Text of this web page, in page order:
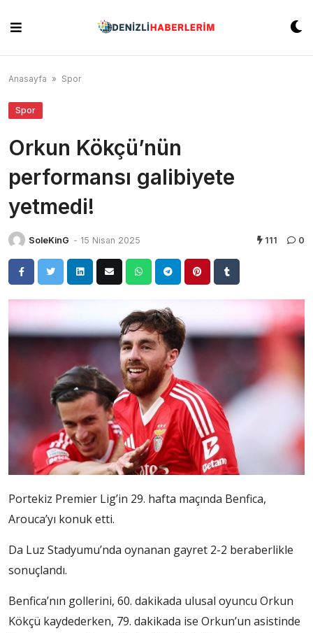
content
Anasayfa » Spor
Spor
Orkun Kökçü’nün
performansı galibiyete
yetmedi!
SoleKinG - 15 Nisan 2025 111 0
Portekiz Premier Lig’in 29. hafta maçında Benfica,
Arouca’yı konuk etti.
Da Luz Stadyumu’nda oynanan gayret 2-2 beraberlikle
sonuçlandı.
Benfica’nın gollerini, 60. dakikada ulusal oyuncu Orkun
Kökçü kaydederken, 79. dakikada ise Orkun’un asistinde